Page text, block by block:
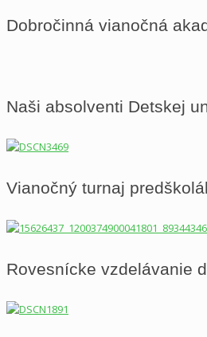
Dobročinná vianočná
Naši absolventi Detskej
Vianočný turnaj
Rovesnícke vzdelávanie